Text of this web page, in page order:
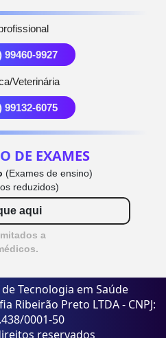
99460-9927
Veterinária
99132-6075
DE EXAMES
(Exames de ensino)
reduzidos)
aqui
a
de Tecnologia em Saúde
Ribeirão Preto LTDA - CNPJ:
0001-50
reservados